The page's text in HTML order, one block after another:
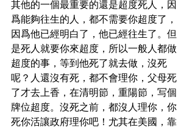
其他的一個最重要的還是超度死人，因
爲能夠往生的人，都不需要你超度了，
因爲他已經明白了，他已經往生了。但
是死人就要你來超度，所以一般人都做
超度的事，等到他死了就去做，沒死
呢？人還沒有死，都不會理你，父母死
了才去上香，在清明節，重陽節，写個
牌位超度。沒死之前，都沒人理你，你
死你活讓政府理你吧！尤其在美國，靠